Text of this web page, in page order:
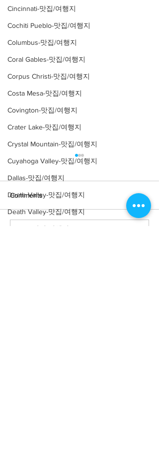
Cincinnati-맛집/여행지
Cochiti Pueblo-맛집/여행지
Columbus-맛집/여행지
Coral Gables-맛집/여행지
Corpus Christi-맛집/여행지
Costa Mesa-맛집/여행지
Covington-맛집/여행지
Crater Lake-맛집/여행지
Crystal Mountain-맛집/여행지
Cuyahoga Valley-맛집/여행지
Dallas-맛집/여행지
Death Valley-맛집/여행지
Death Valley-맛집/여행지
Denver-맛집/여행지
Comments